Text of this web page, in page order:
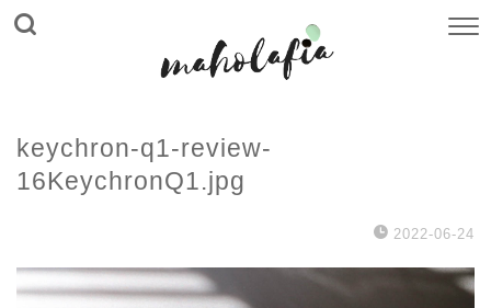
keychron-q1-review-
16KeychronQ1.jpg
2022-06-24